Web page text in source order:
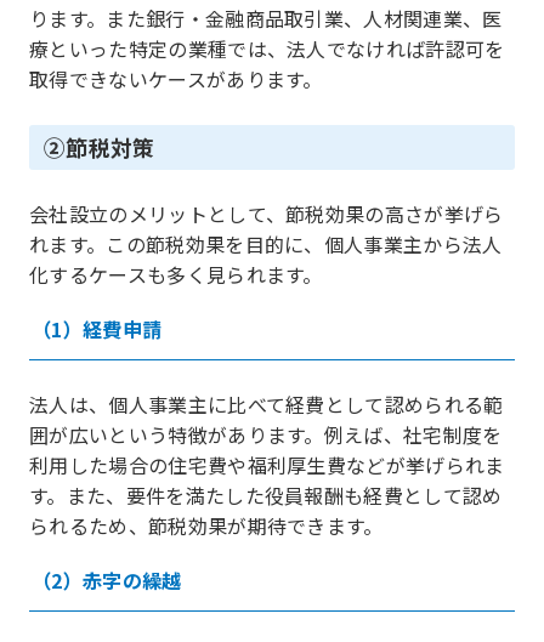
ります。また銀行・金融商品取引業、人材関連業、医
療といった特定の業種では、法人でなければ許認可を
取得できないケースがあります。
②節税対策
会社設立のメリットとして、節税効果の高さが挙げら
れます。この節税効果を目的に、個人事業主から法人
化するケースも多く見られます。
（1）経費申請
法人は、個人事業主に比べて経費として認められる範
囲が広いという特徴があります。例えば、社宅制度を
利用した場合の住宅費や福利厚生費などが挙げられま
す。また、要件を満たした役員報酬も経費として認め
られるため、節税効果が期待できます。
（2）赤字の繰越